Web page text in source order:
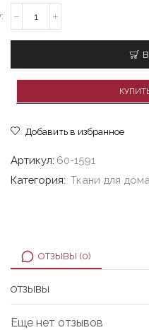
товара
лиственно-
пог.мДобавить в избранное
Артикул: 60-1591
Категория: Ткани для дома
ОТЗЫВЫ (0)
ОТЗЫВЫ
Еще нет отзывов